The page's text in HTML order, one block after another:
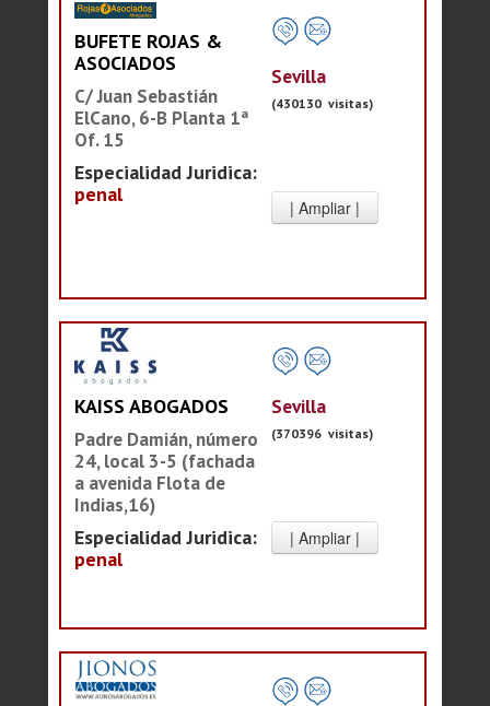
BUFETE ROJAS &
ASOCIADOS
C/ Juan Sebastián
ElCano, 6-B Planta 1ª
Of. 15
Especialidad Juridica:
penal
Sevilla
(430130 visitas)
KAISS ABOGADOS
Padre Damián, número
24, local 3-5 (fachada
a avenida Flota de
Indias,16)
Especialidad Juridica:
penal
Sevilla
(370396 visitas)